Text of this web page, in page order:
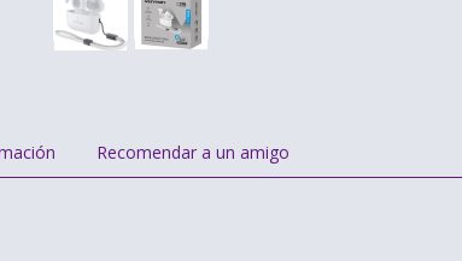
Recomendar a un amigo